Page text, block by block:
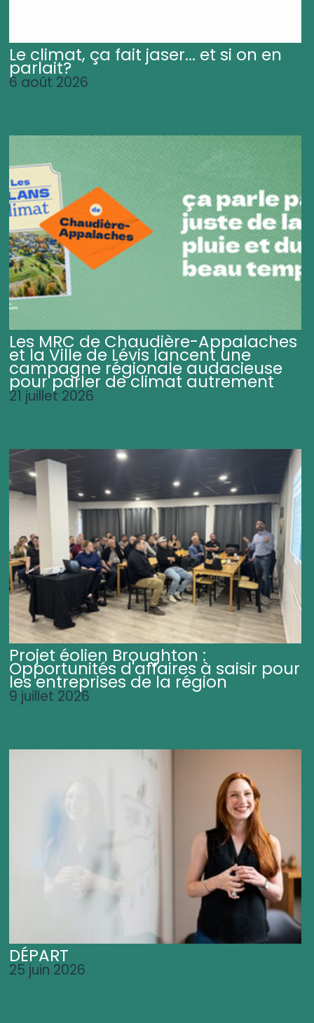
Le climat, ça fait jaser... et si on en
parlait?
6 août 2026
Les MRC de Chaudière-Appalaches
et la Ville de Lévis lancent une
campagne régionale audacieuse
pour parler de climat autrement
21 juillet 2026
Projet éolien Broughton :
Opportunités d'affaires à saisir pour
les entreprises de la région
9 juillet 2026
DÉPART
25 juin 2026